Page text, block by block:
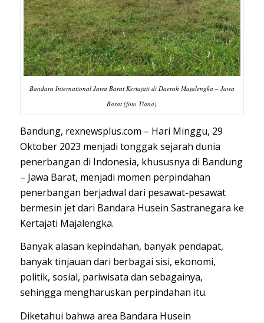
Bandara International Jawa Barat Kertajati di Daerah Majalengka – Jawa
Barat (foto Tiana)
Bandung, rexnewsplus.com – Hari Minggu, 29
Oktober 2023 menjadi tonggak sejarah dunia
penerbangan di Indonesia, khususnya di Bandung
– Jawa Barat, menjadi momen perpindahan
penerbangan berjadwal dari pesawat-pesawat
bermesin jet dari Bandara Husein Sastranegara ke
Kertajati Majalengka.
Banyak alasan kepindahan, banyak pendapat,
banyak tinjauan dari berbagai sisi, ekonomi,
politik, sosial, pariwisata dan sebagainya,
sehingga mengharuskan perpindahan itu.
Diketahui bahwa area Bandara Husein